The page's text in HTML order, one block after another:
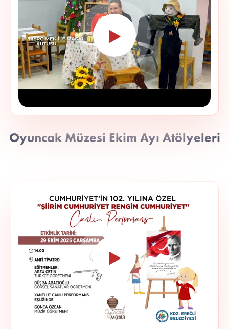
Oyuncak Müzesi Ekim Ayı Atölyeleri